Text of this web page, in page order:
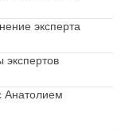
эксперта
Анатолием